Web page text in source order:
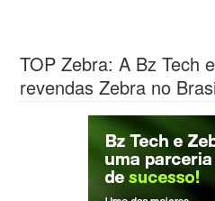
TOP Zebra: A Bz Tech
revendas Zebra no